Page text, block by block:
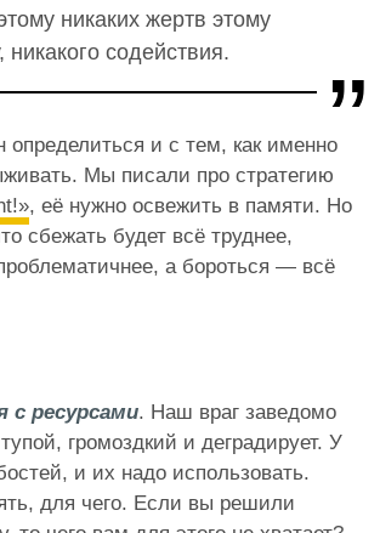
никаких жертв этому
никакого содействия.
и с тем, как именно
Мы писали про стратегию
, её нужно освежить в памяти. Но
сбежать будет всё труднее,
а бороться — всё
с ресурсами. Наш враг заведомо
громоздкий и деградирует. У
и их надо использовать.
для чего. Если вы решили